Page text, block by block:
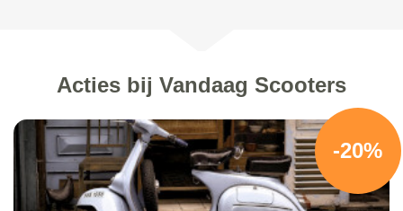
Acties bij Vandaag Scooters
-20%